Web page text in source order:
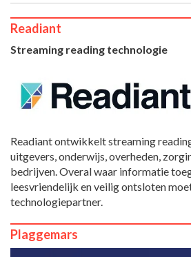
Readiant
Streaming reading technologie
Readiant ontwikkelt streaming
uitgevers, onderwijs, overheden,
bedrijven. Overal waar informatie
leesvriendelijk en veilig ontsloten
technologiepartner.
Plaggemars